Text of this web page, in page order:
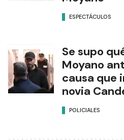
ESPECTÁCULOS
Se supo
Moyano
causa que
novia
POLICIALES